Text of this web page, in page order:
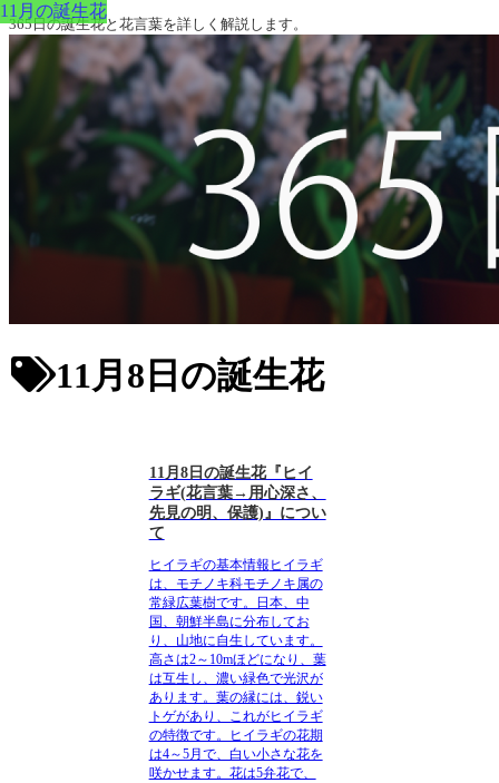
365日の誕生花と花言葉を詳しく解説します。
11月8日の誕生花
11月の誕生花
11月8日の誕生花『ヒイ
ラギ(花言葉→用心深さ、
先見の明、保護)』につい
て
ヒイラギの基本情報 ヒイラギ
は、モチノキ科モチノキ属の
常緑広葉樹です。日本、中
国、朝鮮半島に分布してお
り、山地に自生しています。
高さは2～10mほどになり、葉
は互生し、濃い緑色で光沢が
あります。葉の縁には、鋭い
トゲがあり、これがヒイラギ
の特徴です。ヒイラギの花期
は4～5月で、白い小さな花を
咲かせます。花は5弁花で、